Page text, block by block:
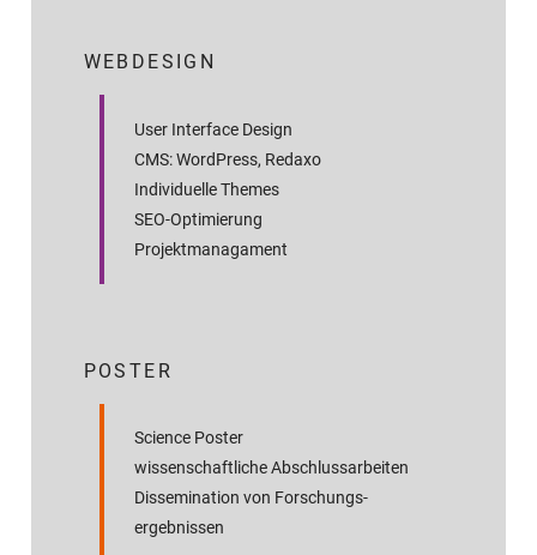
WEBDESIGN
User Interface Design
CMS: WordPress, Redaxo
Individuelle Themes
SEO-Optimierung
Projektmanagament
POSTER
Science Poster
wissenschaftliche Abschluss­arbeiten
Dissemination von Forschungs­
ergebnissen